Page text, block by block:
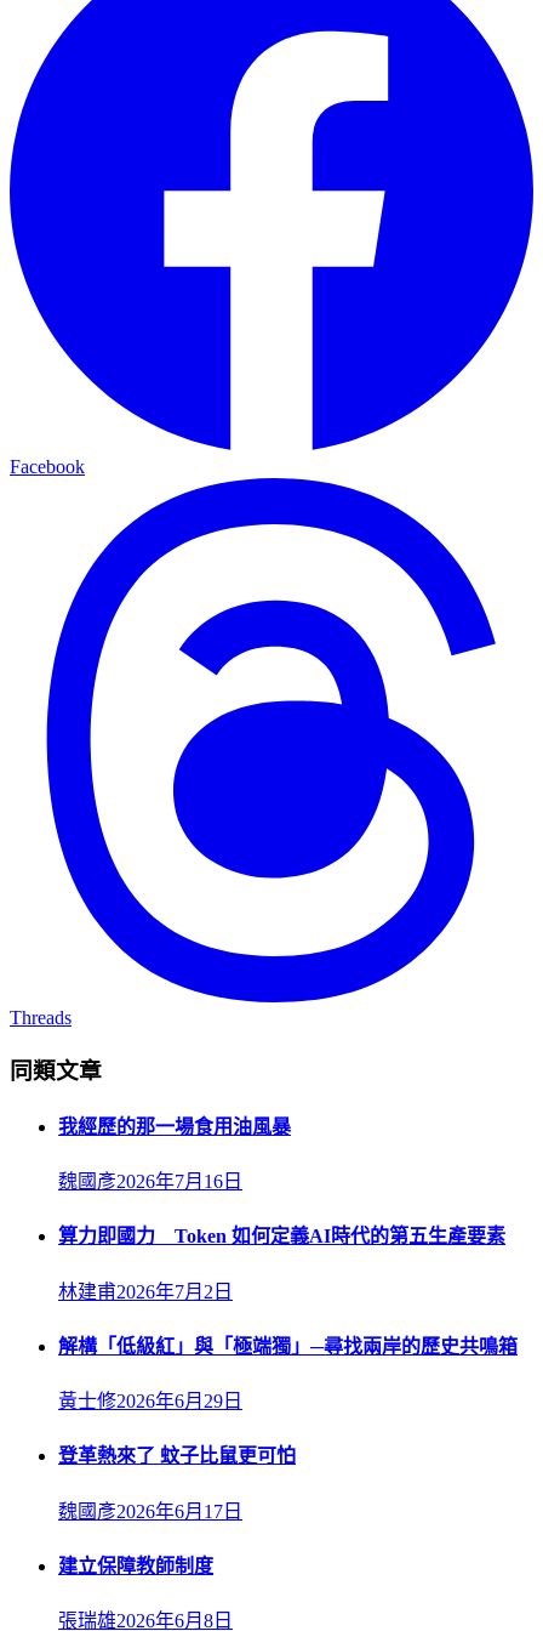
Facebook
Threads
同類文章
我經歷的那一場食用油風暴
魏國彥2026年7月16日
算力即國力 Token 如何定義AI時代的第五生產要素
林建甫2026年7月2日
解構「低級紅」與「極端獨」─尋找兩岸的歷史共鳴箱
黃士修2026年6月29日
登革熱來了 蚊子比鼠更可怕
魏國彥2026年6月17日
建立保障教師制度
張瑞雄2026年6月8日